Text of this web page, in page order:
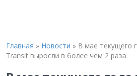
Главная » Новости » В мае текущего
Transit выросли в более чем 2 раза